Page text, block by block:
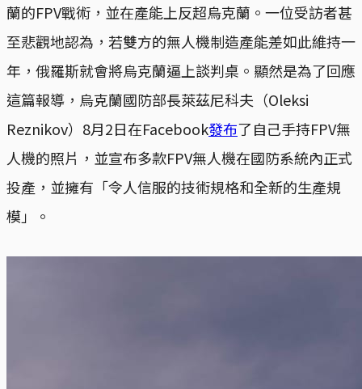
蘭的FPV戰術，並在產能上反超烏克蘭。一位受訪者甚
至悲觀地認為，若雙方的無人機制造產能差如此維持一
年，俄羅斯就會將烏克蘭逼上談判桌。顯然是為了回應
這篇報導，烏克蘭國防部長萊茲尼科夫（Oleksi
Reznikov）8月2日在Facebook發布了自己手持FPV無
人機的照片，並宣布多款FPV無人機在國防系統內正式
投產，並擁有「令人信服的技術規格和全新的生產規
模」。